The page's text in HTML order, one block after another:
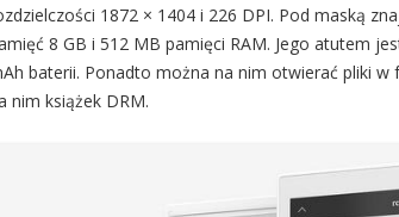
1872 × 1404 i 226 DPI. Pod maską
8 GB i 512 MB pamięci RAM. Jego atutem
baterii. Ponadto można na nim otwierać pliki
nim książek DRM.